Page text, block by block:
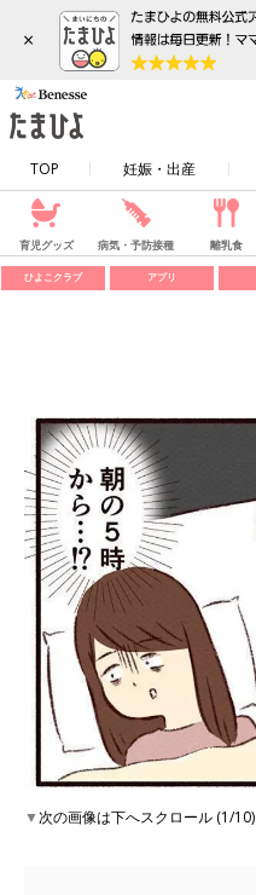
×
TOP 妊娠・出産
育児グッズ 病気・予防接種 離乳食
ひよこクラブ アプリ
▼次の画像は下へスクロール (1/10)